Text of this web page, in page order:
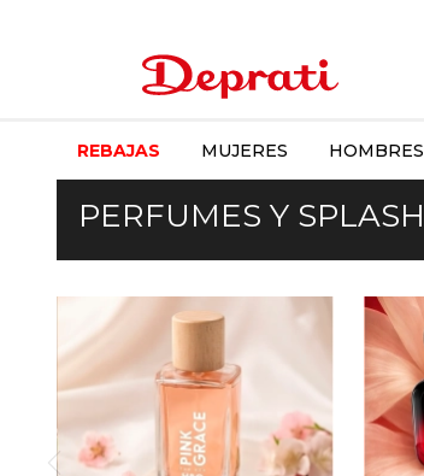
REBAJAS MUJERES HOMBRES
PERFUMES Y SPLASH